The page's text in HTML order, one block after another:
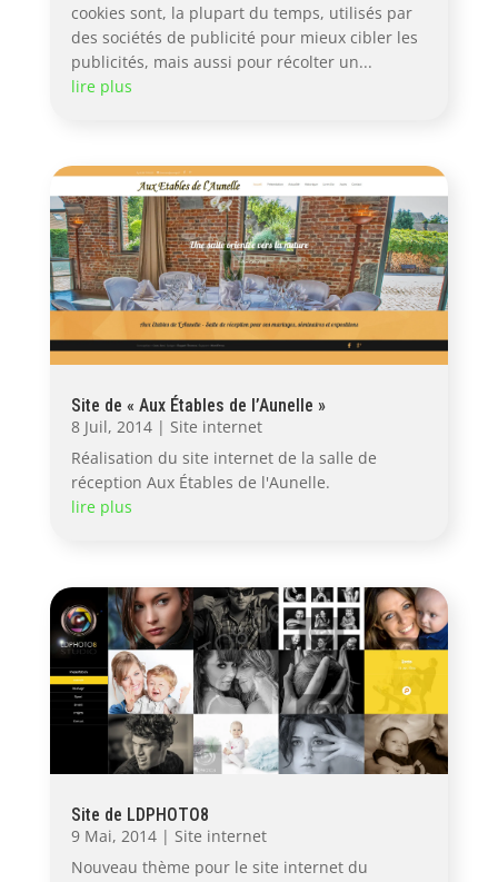
cookies sont, la plupart du temps, utilisés par
des sociétés de publicité pour mieux cibler les
publicités, mais aussi pour récolter un...
lire plus
Site de « Aux Étables de l’Aunelle »
8 Juil, 2014| Site internet
Réalisation du site internet de la salle de
réception Aux Étables de l'Aunelle.
lire plus
Site de LDPHOTO8
9 Mai, 2014| Site internet
Nouveau thème pour le site internet du